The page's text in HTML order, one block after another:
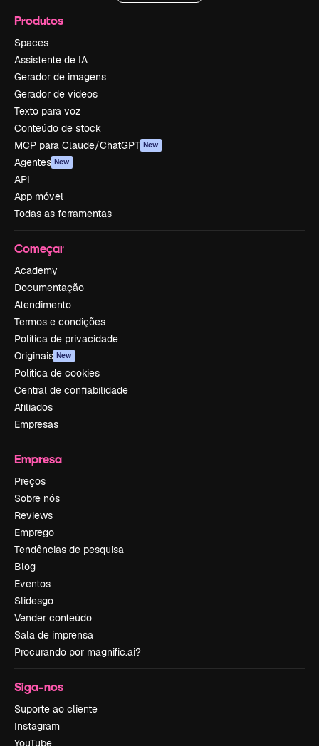
Produtos
Spaces
Assistente de IA
Gerador de imagens
Gerador de vídeos
Texto para voz
Conteúdo de stock
MCP para Claude/ChatGPT New
Agentes New
API
App móvel
Todas as ferramentas
Começar
Academy
Documentação
Atendimento
Termos e condições
Política de privacidade
Originais New
Política de cookies
Central de confiabilidade
Afiliados
Empresas
Empresa
Preços
Sobre nós
Reviews
Emprego
Tendências de pesquisa
Blog
Eventos
Slidesgo
Vender conteúdo
Sala de imprensa
Procurando por magnific.ai?
Siga-nos
Suporte ao cliente
Instagram
YouTube